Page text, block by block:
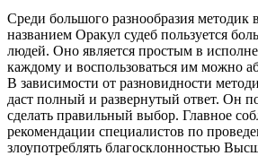
Среди большого разнообразия методик
названием Оракул судеб пользуется
людей. Оно является простым в
каждому и воспользоваться им можно
В зависимости от разновидности
даст полный и развернутый ответ. Он
сделать правильный выбор. Главное
рекомендации специалистов по
злоупотреблять благосклонностью